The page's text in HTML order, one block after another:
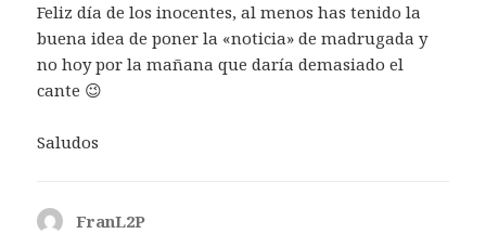
Feliz día de los inocentes, al menos has tenido la
buena idea de poner la «noticia» de madrugada y
no hoy por la mañana que daría demasiado el
cante 😉
Saludos
FranL2P